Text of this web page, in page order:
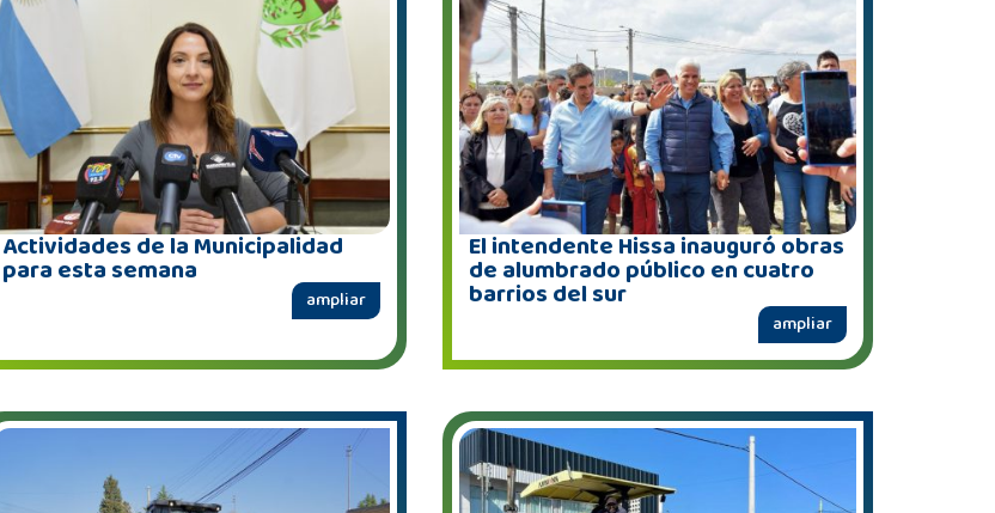
Actividades de la Municipalidad
para esta semana
ampliar
El intendente Hissa inauguró obras
de alumbrado público en cuatro
barrios del sur
ampliar